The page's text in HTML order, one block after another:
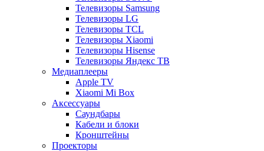
Телевизоры Samsung
Телевизоры LG
Телевизоры TCL
Телевизоры Xiaomi
Телевизоры Hisense
Телевизоры Яндекс ТВ
Медиаплееры
Apple TV
Xiaomi Mi Box
Аксессуары
Саундбары
Кабели и блоки
Кронштейны
Проекторы